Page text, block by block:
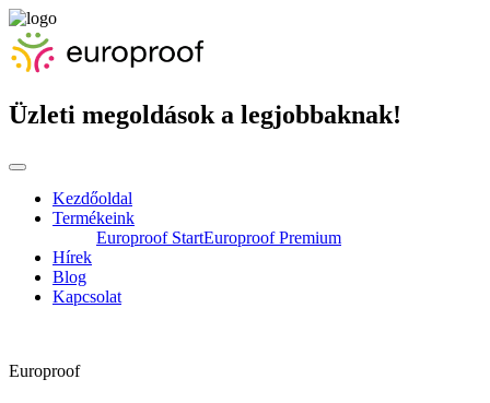
Üzleti megoldások a legjobbaknak!
Kezdőoldal
Termékeink
Europroof StartEuroproof Premium
Hírek
Blog
Kapcsolat
Europroof